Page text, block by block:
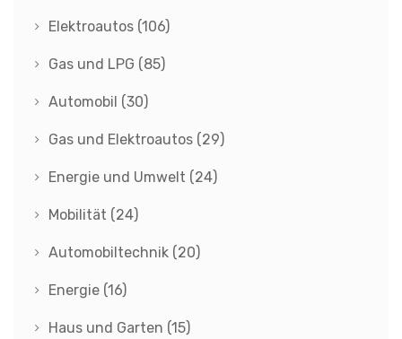
Elektroautos (106)
Gas und LPG (85)
Automobil (30)
Gas und Elektroautos (29)
Energie und Umwelt (24)
Mobilität (24)
Automobiltechnik (20)
Energie (16)
Haus und Garten (15)